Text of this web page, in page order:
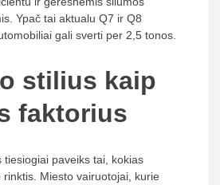
Ypač tai aktualu Q7 ir Q8
gali sverti per 2,5 tonos.
stilius kaip
faktorius
tiesiogiai paveiks tai, kokias
Miesto vairuotojai, kurie